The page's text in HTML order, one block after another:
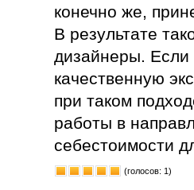
конечно же,
В результате
дизайнеры. Если
качественную
при таком
работы в
себестоимости
(голосов: 1)